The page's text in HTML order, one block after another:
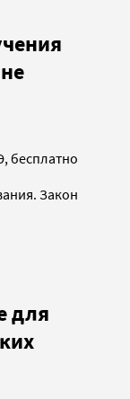
бесплатно
Закон
для